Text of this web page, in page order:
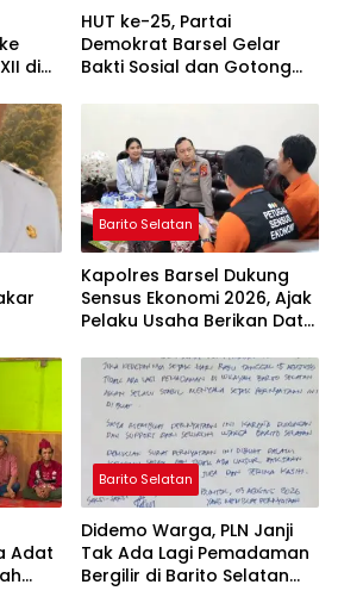
di
HUT ke-25, Partai
Demokrat Barsel Gelar
Bakti Sosial dan Gotong
Ashfiya
Barito Selatan
Kapolres Barsel Dukung
Sensus Ekonomi 2026, Ajak
Pelaku Usaha Berikan Data
Adat
Barito Selatan
Didemo Warga, PLN Janji
Tak Ada Lagi Pemadaman
Bergilir di Barito Selatan